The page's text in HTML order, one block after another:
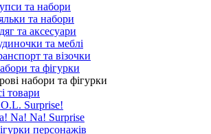
та набори
та набори
та аксесуари
та меблі
та візочки
та фігурки
набори та фігурки
товари
Surprise!
Na! Na! Surprise
персонажів